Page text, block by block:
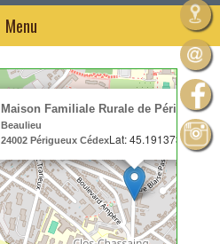
Menu
Maison Familiale Rurale de Périgueux
Beaulieu
24002 Périgueux CédexLat: 45.191373; Long